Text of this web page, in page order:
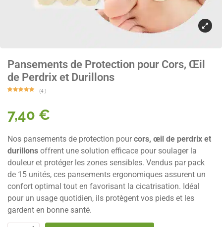
Pansements de Protection pour Cors, Œil
de Perdrix et Durillons
sur
notations
(4)
7,40 €
Nos pansements de protection pourcors, œil de perdrix et
durillons offrent une solution efficace pour soulager la
douleur et protéger les zones sensibles. Vendus par pack
de 15 unités, ces pansements ergonomiques assurent un
confort optimal tout en favorisant la cicatrisation. Idéal
pour un usage quotidien, ils protègent vos pieds et les
gardent en bonne santé.